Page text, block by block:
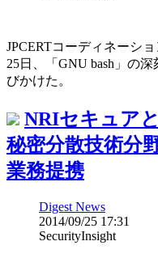
JPCERTコーディネーシ
25日、「GNU bash」の
びかけた。
NRIセキュア
秘密分散技術分
業務提携
Digest News
2014/09/25 17:31
SecurityInsight